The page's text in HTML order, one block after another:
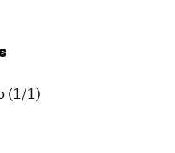
(1/1)